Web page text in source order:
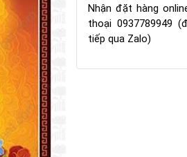
Nhận đặt hàng
thoại 0937789949
tiếp qua Zalo)